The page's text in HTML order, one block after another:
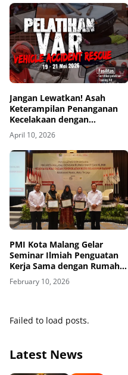
Jangan Lewatkan! Asah
Keterampilan Penanganan
Kecelakaan dengan
Pelatihan VAR PMI Kota
Malang!
April 10, 2026
PMI Kota Malang Gelar
Seminar Ilmiah Penguatan
Kerja Sama dengan Rumah
Sakit dan Klinik
February 10, 2026
Failed to load posts.
Latest News